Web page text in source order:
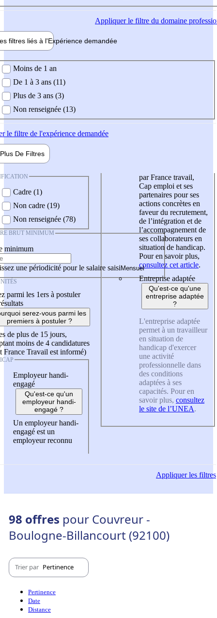
Appliquerle filtre du domaine
filtres liés à l'Expérience demandée
demandée
Moins de 1 an
De 1 à 3 ans (11)
Plus de 3 ans (3)
Non renseignée (13)
le filtre de l'expérience demandée
Plus De Filtres
Cadre (1)
Non cadre (19)
Non renseignée (78)
BRUT MINIMUM
minimum
une périodicité pour le salaire saisi
parmi les 1ers à postuler
serez-vous parmi les
premiers à postuler ?
de plus de 15 jours,
moins de 4 candidatures
France Travail est informé)
Employeur handi-
engagé
Qu'est-ce qu'un
employeur handi-
engagé ?
Un employeur handi-
engagé est un
employeur reconnu
par France travail,
Cap emploi et ses
partenaires pour ses
actions concrètes en
faveur du recrutement,
de l’intégration et de
l’accompagnement de
ses collaborateurs en
situation de handicap.
Pour en savoir plus,
consultez cet article.
Entreprise adaptée
Qu'est-ce qu'une
entreprise adaptée
?
L'entreprise adaptée
permet à un travailleur
en situation de
handicap d'exercer
une activité
professionnelle dans
des conditions
adaptées à ses
capacités. Pour en
savoir plus, consultez
le site de l’UNEA.
Appliquerles filtres
98 offres pour Couvreur -
Boulogne-Billancourt (92100)
Trier par Pertinence
Pertinence
Date
Distance